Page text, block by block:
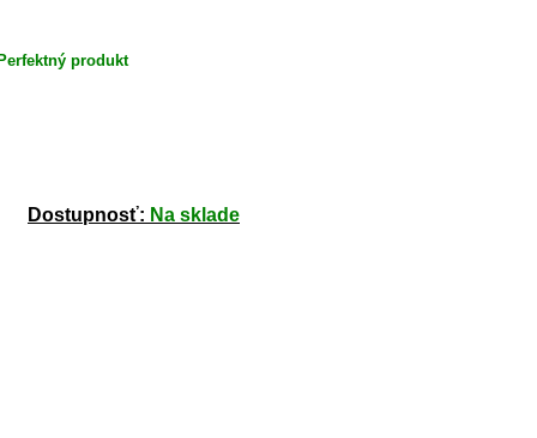
produkt
Dostupnosť: Na sklade